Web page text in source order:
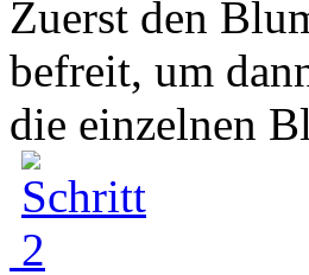
Zuerst den
befreit, um
die einzelnen